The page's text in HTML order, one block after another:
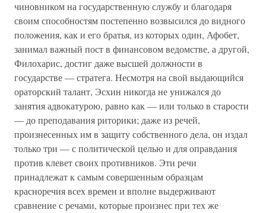
чиновником на государственную службу и благодаря
своим способностям постепенно возвысился до видного
положе­ния, как и его братья, из которых один, Афобет,
занимал важный пост в финансовом ведомстве, а другой,
Филохарис, достиг даже высшей должности в
государстве — стратега. Несмотря на свой выдающийся
ораторский талант, Эсхин никогда не унижался до
занятия адвокатурою, равно как — или только в старости
— до преподавания риторики; даже из речей,
произнесенных им в защиту собственного дела, он издал
только три — с политической целью и для оправдания
против клевет своих противников. Эти речи
принадлежат к самым совершенным образцам
красноречия всех времен и вполне выдерживают
сравнение с речами, которые произнес при тех же